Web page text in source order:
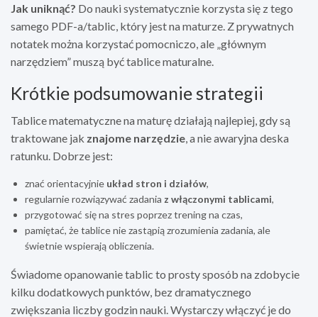
Jak uniknąć? Do nauki systematycznie korzysta się z tego
samego PDF-a/tablic, który jest na maturze. Z prywatnych
notatek można korzystać pomocniczo, ale „głównym
narzędziem” muszą być tablice maturalne.
Krótkie podsumowanie strategii
Tablice matematyczne na maturę działają najlepiej, gdy są
traktowane jak znajome narzędzie, a nie awaryjna deska
ratunku. Dobrze jest:
znać orientacyjnie układ stron i działów,
regularnie rozwiązywać zadania z włączonymi tablicami,
przygotować się na stres poprzez trening na czas,
pamiętać, że tablice nie zastąpią zrozumienia zadania, ale
świetnie wspierają obliczenia.
Świadome opanowanie tablic to prosty sposób na zdobycie
kilku dodatkowych punktów, bez dramatycznego
zwiększania liczby godzin nauki. Wystarczy włączyć je do